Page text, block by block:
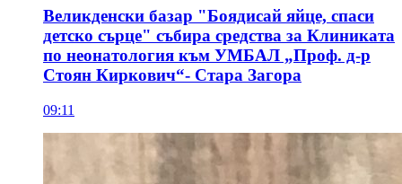
Великденски базар "Боядисай яйце, спаси
детско сърце" събира средства за Клиниката
по неонатология към УМБАЛ „Проф. д-р
Стоян Киркович“- Стара Загора
09:11